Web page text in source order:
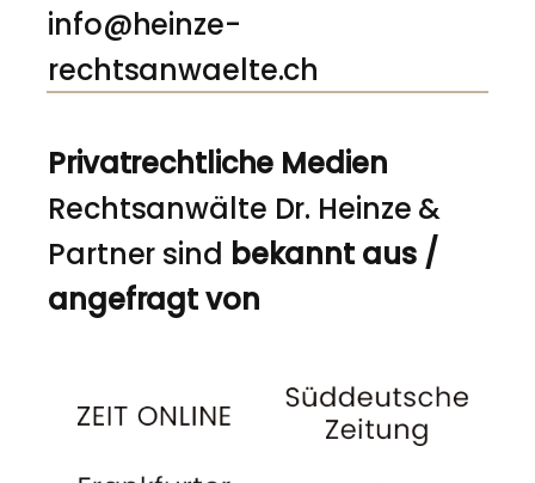
info@heinze-
rechtsanwaelte.ch
Privatrechtliche Medien
Rechtsanwälte Dr. Heinze &
Partner sind bekannt aus /
angefragt von